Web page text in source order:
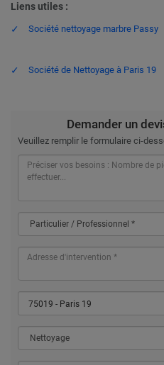
Liens utiles :
Société nettoyage marbre Passy
Société de Nettoyage à Paris 19
Demander un
Veuillez remplir le formulaire ci-
75019 - Paris 19